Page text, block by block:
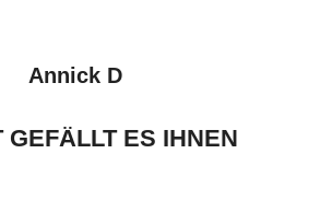
Annick D
GEFÄLLT ES IHNEN